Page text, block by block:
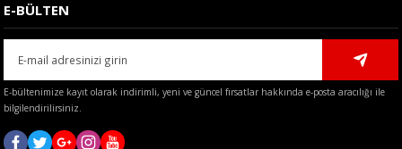
Gönder
E-BÜLTEN
E-bültenimize kayıt olarak indirimli, yeni ve güncel fırsatlar hakkında e-posta aracılığı ile
bilgilendirilirsiniz.